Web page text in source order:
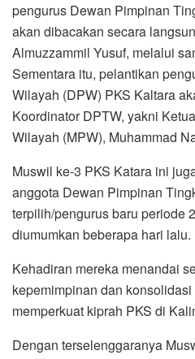
pengurus Dewan Pimpinan
akan dibacakan secara
Almuzzammil Yusuf, melalui
Sementara itu, pelantikan
Wilayah (DPW) PKS Kaltara
Koordinator DPTW, yakni
Wilayah (MPW), Muhammad
Muswil ke-3 PKS Katara ini
anggota Dewan Pimpinan
terpilih/pengurus baru periode
diumumkan beberapa hari lalu.
Kehadiran mereka menandai
kepemimpinan dan
memperkuat kiprah PKS di
Dengan terselenggaranya